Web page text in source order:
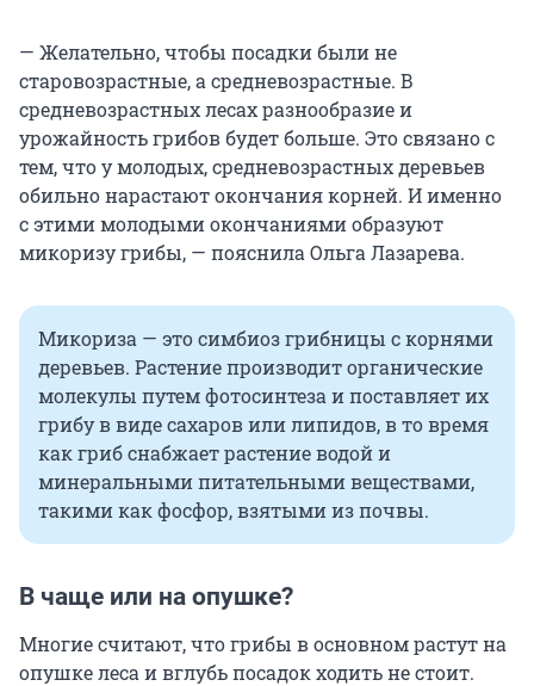
— Желательно, чтобы посадки были не
старовозрастные, а средневозрастные. В
средневозрастных лесах разнообразие и
урожайность грибов будет больше. Это связано с
тем, что у молодых, средневозрастных деревьев
обильно нарастают окончания корней. И именно
с этими молодыми окончаниями образуют
микоризу грибы, — пояснила Ольга Лазарева.
Микориза — это симбиоз грибницы с корнями
деревьев. Растение производит органические
молекулы путем фотосинтеза и поставляет их
грибу в виде сахаров или липидов, в то время
как гриб снабжает растение водой и
минеральными питательными веществами,
такими как фосфор, взятыми из почвы.
В чаще или на опушке?
Многие считают, что грибы в основном растут на
опушке леса и вглубь посадок ходить не стоит.